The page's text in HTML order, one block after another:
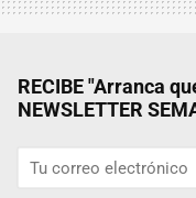
RECIBE "Arranca
NEWSLETTER